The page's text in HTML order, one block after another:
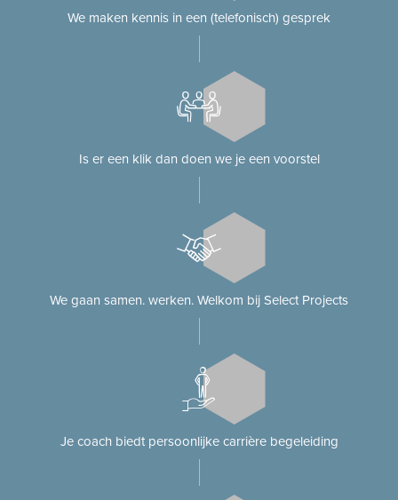
We maken kennis in een (telefonisch) gesprek
Is er een klik dan doen we je een voorstel
We gaan samen. werken. Welkom bij Select Projects
Je coach biedt persoonlijke carrière begeleiding